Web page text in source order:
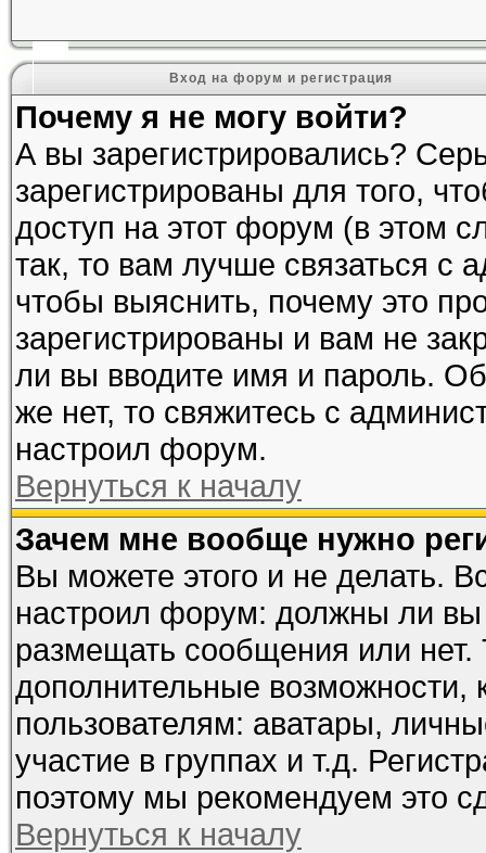
Вход на форум и регистрация
Почему я не могу войти?
А вы зарегистрировались?
зарегистрированы для того,
доступ на этот форум (в этом
так, то вам лучше связаться с
чтобы выяснить, почему это
зарегистрированы и вам не
ли вы вводите имя и пароль.
же нет, то свяжитесь с
настроил форум.
Вернуться к началу
Зачем мне вообще нужно
Вы можете этого и не делать.
настроил форум: должны ли вы
размещать сообщения или
дополнительные
пользователям: аватары,
участие в группах и т.д.
поэтому мы рекомендуем это
Вернуться к началу